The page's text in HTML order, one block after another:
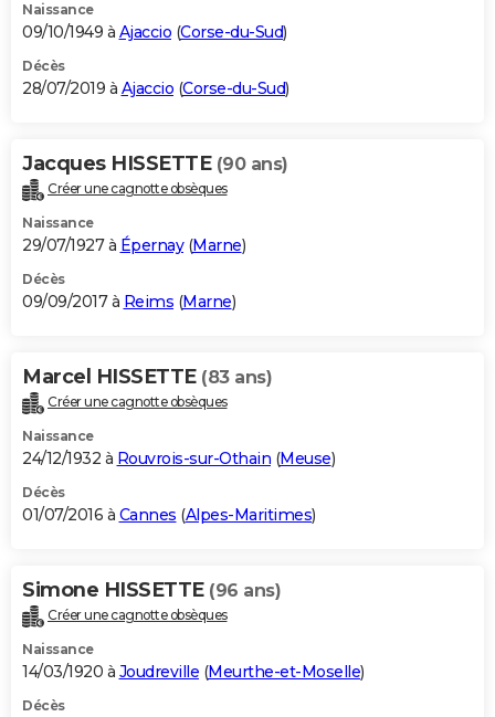
Naissance
09/10/1949 à Ajaccio (Corse-du-Sud)
Décès
28/07/2019 à Ajaccio (Corse-du-Sud)
Jacques HISSETTE (90 ans)
Créer une cagnotte obsèques
Naissance
29/07/1927 à Épernay(Marne)
Décès
09/09/2017 à Reims (Marne)
Marcel HISSETTE (83 ans)
Créer une cagnotte obsèques
Naissance
24/12/1932 à Rouvrois-sur-Othain (Meuse)
Décès
01/07/2016 à Cannes (Alpes-Maritimes)
Simone HISSETTE (96 ans)
Créer une cagnotte obsèques
Naissance
14/03/1920 à Joudreville (Meurthe-et-Moselle)
Décès